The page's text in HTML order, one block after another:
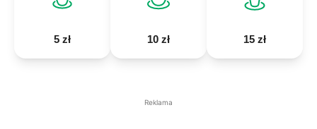
5 zł 10 zł 15 zł
Reklama